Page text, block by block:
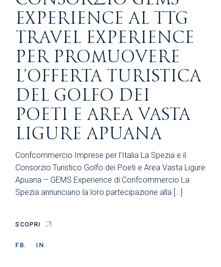
EXPERIENCE AL TTG
TRAVEL EXPERIENCE
PER PROMUOVERE
L’OFFERTA TURISTICA
DEL GOLFO DEI
POETI E AREA VASTA
LIGURE APUANA
Confcommercio Imprese per l’Italia La Spezia e il
Consorzio Turistico Golfo dei Poeti e Area Vasta Ligure
Apuana – GEMS Experience di Confcommercio La
Spezia annunciano la loro partecipazione alla […]
SCOPRI
FB. IN.